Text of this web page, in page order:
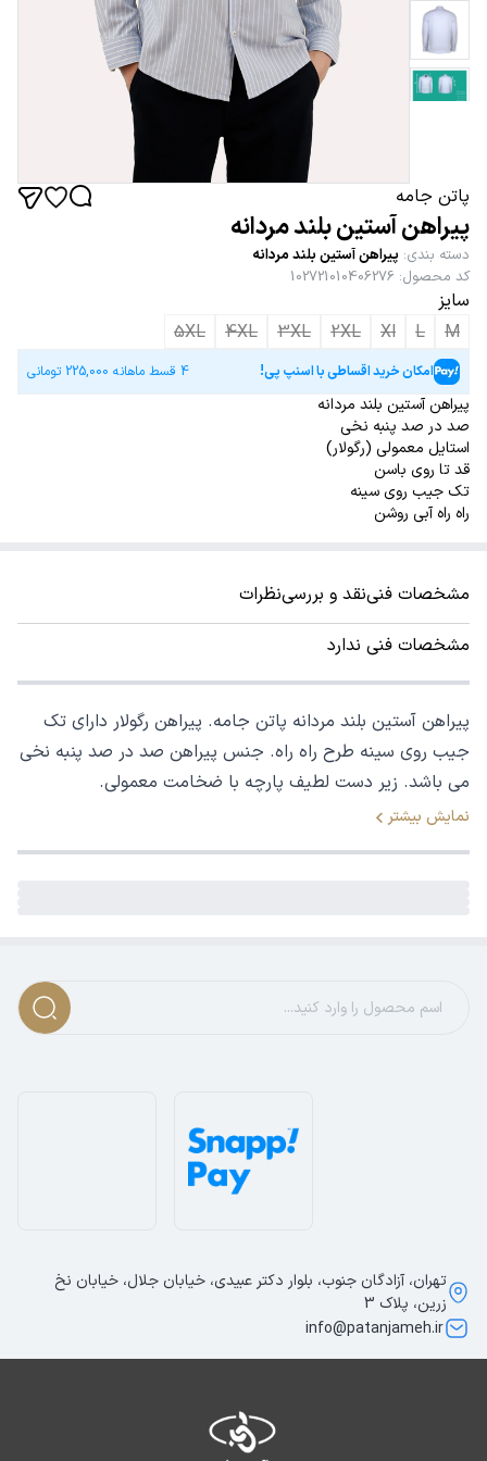
پاتن جامه
پیراهن آستین بلند مردانه
دسته بندی: پیراهن آستین بلند مردانه
کد محصول:
102721010406276
سایز
M
L
Xl
2XL
3XL
4XL
5XL
امکان خرید اقساطی با اسنپ پی! 4 قسط ماهانه 225,000 تومانی
پیراهن آستین بلند مردانه
صد در صد پنبه نخی
استایل معمولی (رگولار)
قد تا روی باسن
تک جیب روی سینه
راه راه آبی روشن
مشخصات فنینقد و بررسینظرات
مشخصات فنی ندارد
پیراهن آستین بلند مردانه پاتن جامه. پیراهن رگولار دارای تک
جیب روی سینه طرح راه راه. جنس پیراهن صد در صد پنبه نخی
می باشد. زیر دست لطیف پارچه با ضخامت معمولی.
نمایش بیشتر
تهران، آزادگان جنوب، بلوار دکتر عبیدی، خیابان جلال، خیابان نخ
زرین، پلاک 3
info@patanjameh.ir